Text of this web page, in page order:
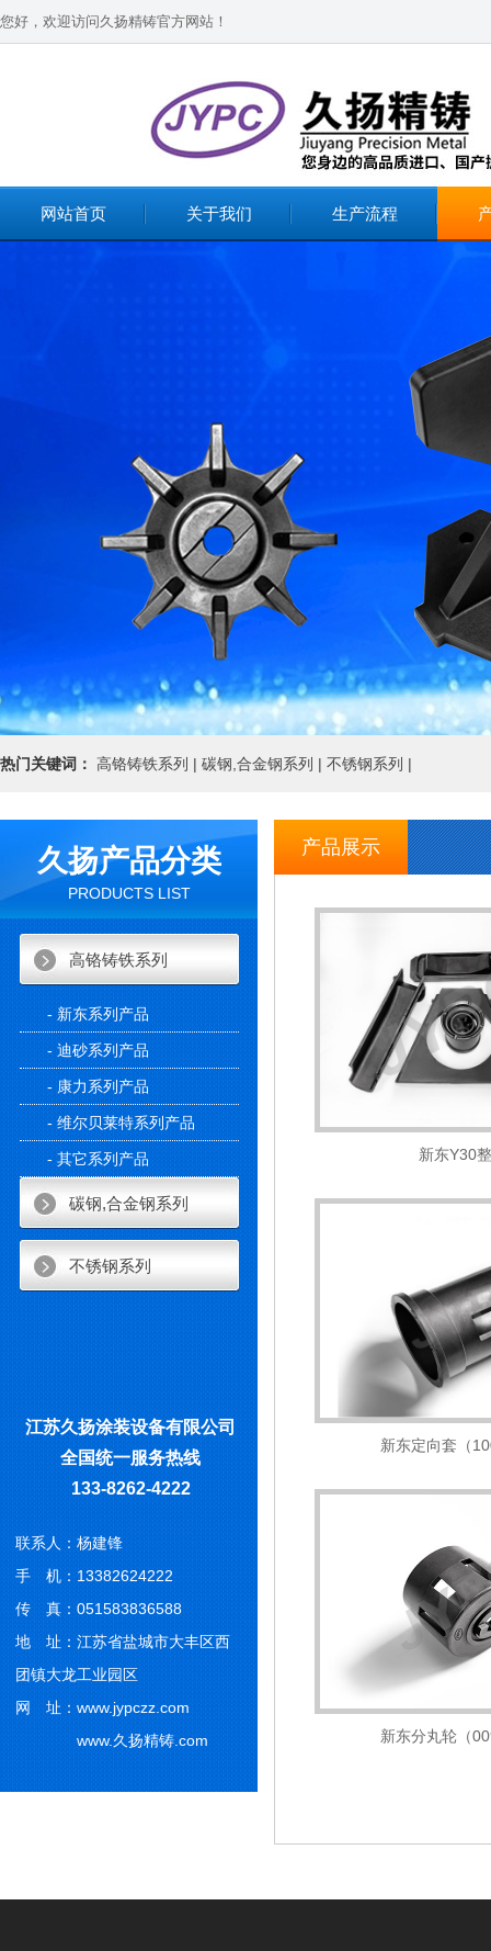
您好，欢迎访问久扬精铸官方网站！
网站首页 关于我们 生产流程
热门关键词： 高铬铸铁系列 | 碳钢,合金钢系列 | 不锈钢系列 |
久扬产品分类
PRODUCTS LIST
高铬铸铁系列
- 新东系列产品
- 迪砂系列产品
- 康力系列产品
- 维尔贝莱特系列产品
- 其它系列产品
碳钢,合金钢系列
不锈钢系列
江苏久扬涂装设备有限公司
全国统一服务热线
133-8262-4222
联系人：杨建锋
手 机：13382624222
传 真：051583836588
地 址：江苏省盐城市大丰区西
团镇大龙工业园区
网 址：www.jypczz.com
www.久扬精铸.com
产品展示
新东Y30
新东定向套（
新东分丸轮（